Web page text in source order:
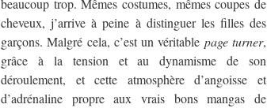
beaucoup trop. Mêmes costumes, mêmes coupes de
cheveux, j’arrive à peine à distinguer les filles des
garçons. Malgré cela, c’est un véritable page turner,
grâce à la tension et au dynamisme de son
déroulement, et cette atmosphère d’angoisse et
d’adrénaline propre aux vrais bons mangas de